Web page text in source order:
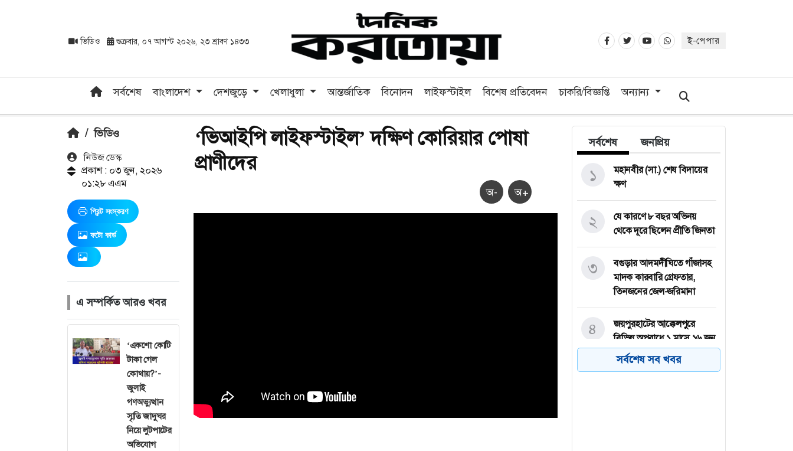
ভিডিও শুক্রবার, ০৭ আগস্ট ২০২৬, ২৩ শ্রাবণ ১৪৩৩ ই-পেপার
সর্বশেষ বাংলাদেশ দেশজুড়ে খেলাধুলা আন্তর্জাতিক বিনোদন লাইফস্টাইল বিশেষ প্রতিবেদন চাকরি/বিজ্ঞপ্তি অন্যান্য
/ ভিডিও
নিউজ ডেস্ক
প্রকাশ : ০৩ জুন, ২০২৬
০১:২৮ এএম
প্রিন্ট সংস্করণ
ফটো কার্ড
এ সম্পর্কিত আরও খবর
‘একশো কোটি
টাকা গেল
কোথায়?’-
জুলাই
গণঅভ্যুত্থান
স্মৃতি জাদুঘর
নিয়ে লুটপাটের
অভিযোগ
‘ভিআইপি লাইফস্টাইল’ দক্ষিণ কোরিয়ার পোষা
প্রাণীদের
অ- অ+
সর্বশেষ জনপ্রিয়
মহানবীর (সা.) শেষ বিদায়ের
ক্ষণ
১
যে কারণে ৮ বছর অভিনয়
থেকে দূরে ছিলেন প্রীতি জিনতা
২
বগুড়ার আদমদীঘিতে গাঁজাসহ
মাদক কারবারি গ্রেফতার,
তিনজনের জেল-জরিমানা
৩
জয়পুরহাটের আক্কেলপুরে
বিভিন্ন অপরাধে ১ মাসে ১৬ জন
গ্রেফতার
৪
সর্বশেষ সব খবর